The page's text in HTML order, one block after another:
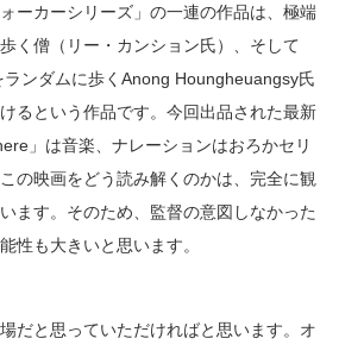
ーカーシリーズ」の一連の作品は、極端
く僧（リー・カンション氏）、そして
ンダムに歩くAnong Houngheuangsy氏
るという作品です。今回出品された最新
」は音楽、ナレーションはおろかセリ
の映画をどう読み解くのかは、完全に観
ます。そのため、監督の意図しなかった
性も大きいと思います。
だと思っていただければと思います。オ